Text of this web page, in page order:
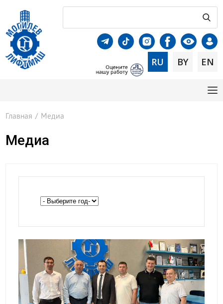
RU BY EN
Главная / Медиа
Медиа